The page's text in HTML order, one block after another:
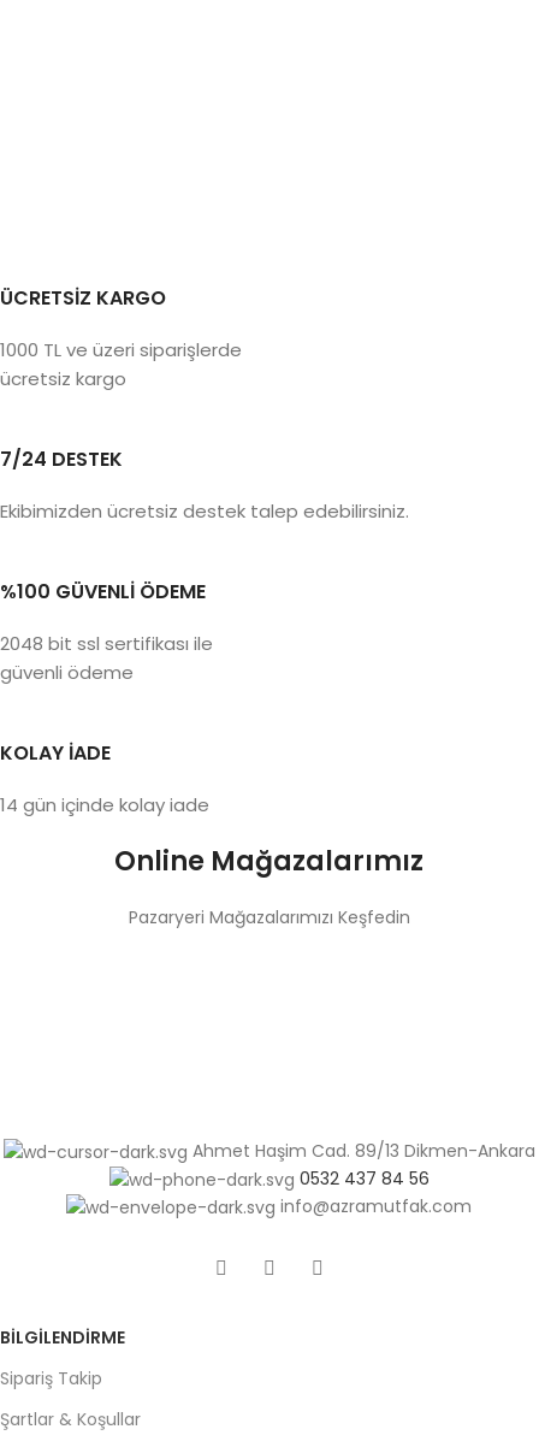
ÜCRETSİZ KARGO
1000 TL ve üzeri siparişlerde
ücretsiz kargo
7/24 DESTEK
Ekibimizden ücretsiz destek talep edebilirsiniz.
%100 GÜVENLİ ÖDEME
2048 bit ssl sertifikası ile
güvenli ödeme
KOLAY İADE
14 gün içinde kolay iade
Online Mağazalarımız
Pazaryeri Mağazalarımızı Keşfedin
Ahmet Haşim Cad. 89/13 Dikmen-Ankara
0532 437 84 56
info@azramutfak.com
BILGILENDIRME
Sipariş Takip
Şartlar & Koşullar